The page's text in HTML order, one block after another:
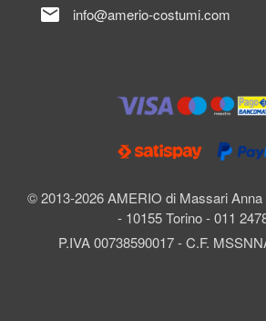
© 2013-2026 AMERIO di Massari
- 10155 Torino - 011
P.IVA 00738590017 - C.F.
mail info@amerio-costumi.com